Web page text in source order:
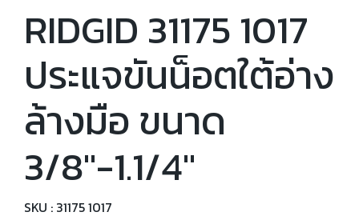
RIDGID 31175 1017
ประแจขันน็อตใต้อ่าง
ล้างมือ ขนาด
3/8"-1.1/4"
SKU : 31175 1017